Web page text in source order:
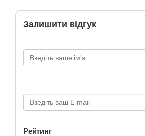
Залишити відгук
Рейтинг